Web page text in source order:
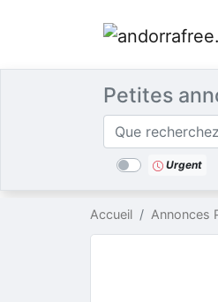
Petites
Rechercher
Catégories
Lieu
Urgent
Accueil Annonces